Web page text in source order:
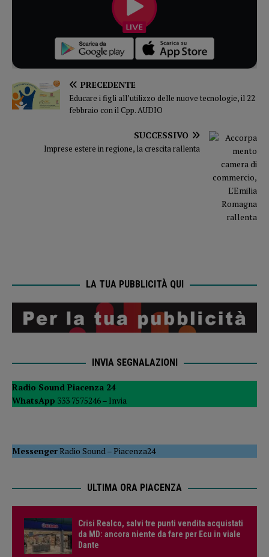
PRECEDENTE
Educare i figli all’utilizzo delle nuove tecnologie, il 22
febbraio con il Cpp. AUDIO
SUCCESSIVO
Imprese estere in regione, la crescita rallenta
LA TUA PUBBLICITÀ QUI
INVIA SEGNALAZIONI
Radio Sound Piacenza 24
WhatsApp 333 7575246 – Invia
MessengerRadio Sound–Piacenza24
ULTIMA ORA PIACENZA
Crisi Realco, salvi tre punti vendita acquistati
da MD: ancora niente da fare per Ecu in viale
Dante